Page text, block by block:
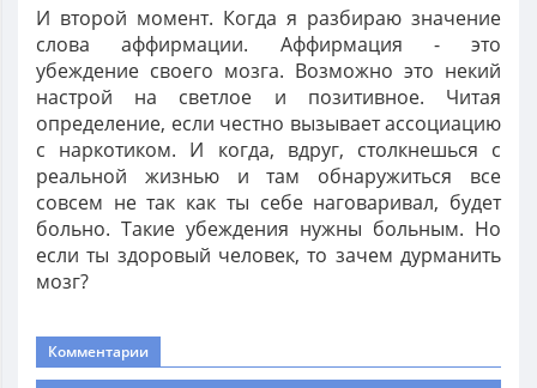
И второй момент. Когда я разбираю значение
слова аффирмации. Аффирмация - это
убеждение своего мозга. Возможно это некий
настрой на светлое и позитивное. Читая
определение, если честно вызывает ассоциацию
с наркотиком. И когда, вдруг, столкнешься с
реальной жизнью и там обнаружиться все
совсем не так как ты себе наговаривал, будет
больно. Такие убеждения нужны больным. Но
если ты здоровый человек, то зачем дурманить
мозг?
Комментарии